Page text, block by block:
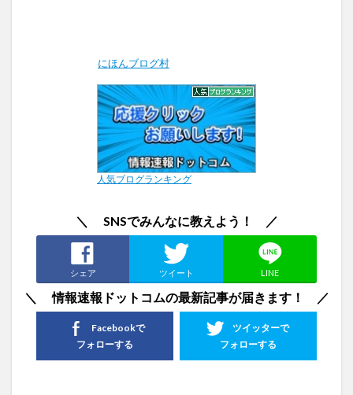
にほんブログ村
人気ブログランキング
＼ SNSでみんなに教えよう！ ／
シェア ツイート LINE
＼ 情報速報ドットコムの最新記事が届きます！ ／
ツイッターで
フォローする
Facebookで
フォローする